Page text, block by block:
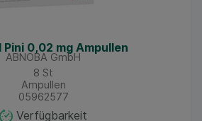
Pini 0,02 mg Ampullen
ABNOBA GmbH
8 St
Ampullen
05962577
Verfügbarkeit